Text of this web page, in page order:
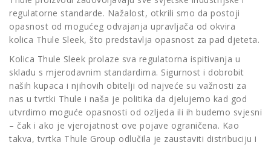
regulatorne standarde. Nažalost, otkrili smo da postoji
opasnost od mogućeg odvajanja upravljača od okvira
kolica Thule Sleek, što predstavlja opasnost za pad djeteta.
Kolica Thule Sleek prolaze sva regulatorna ispitivanja u
skladu s mjerodavnim standardima. Sigurnost i dobrobit
naših kupaca i njihovih obitelji od najveće su važnosti za
nas u tvrtki Thule i naša je politika da djelujemo kad god
utvrdimo moguće opasnosti od ozljeda ili ih budemo svjesni
– čak i ako je vjerojatnost ove pojave ograničena. Kao
takva, tvrtka Thule Group odlučila je zaustaviti distribuciju i